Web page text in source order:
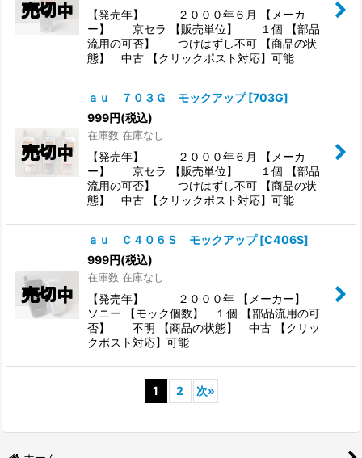
【発売年】 ２０００年６月 【メーカ
ー】 京セラ 【販売単位】 １個 【部品
流用の可否】 つけはずし不可 【商品の状
態】 中古 【クリックポスト対応】可能
ａｕ ７０３Ｇ モックアップ [703G]
999円(税込)
在庫数 在庫なし
【発売年】 ２０００年６月 【メーカ
ー】 京セラ 【販売単位】 １個 【部品
流用の可否】 つけはずし不可 【商品の状
態】 中古 【クリックポスト対応】可能
ａｕ Ｃ４０６Ｓ モックアップ [C406S]
999円(税込)
在庫数 在庫なし
【発売年】 ２０００年 【メーカー】
ソニー 【モック個数】 １個 【部品流用の可
否】 不明 【商品の状態】 中古 【クリッ
クポスト対応】可能
1 2 次»